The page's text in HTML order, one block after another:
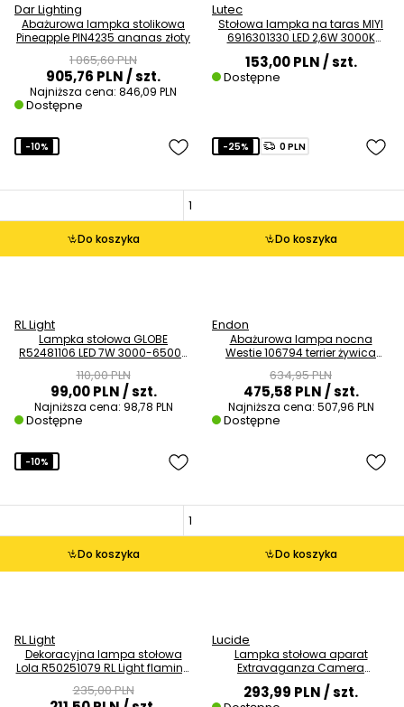
Dar Lighting
Abażurowa lampka stolikowa
Pineapple PIN4235 ananas złoty
1 065,60 PLN
905,76 PLN/ szt.
Najniższa cena: 846,09 PLN
Dostępne
Lutec
Stołowa lampka na taras MIYI
6916301330 LED 2,6W 3000K
diament IP54 czarna
153,00 PLN/ szt.
Dostępne
Do koszyka
-10%
RL Light
Lampka stołowa GLOBE
R52481106 LED 7W 3000-6500K
110,00 PLN
99,00 PLN/ szt.
Najniższa cena: 98,78 PLN
Dostępne
Do koszyka
-25% 0 PLN
Endon
Abażurowa lampa nocna
Westie 106794 terrier żywica
634,95 PLN
475,58 PLN/ szt.
Najniższa cena: 507,96 PLN
Dostępne
Do koszyka
-10%
RL Light
Dekoracyjna lampa stołowa
Lola R50251079 RL Light flaming
235,00 PLN
Do koszyka
Lucide
Lampka stołowa aparat
Extravaganza Camera
34546/21/30 czarny złoty
293,99 PLN/ szt.